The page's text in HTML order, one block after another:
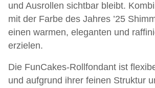
und Ausrollen sichtbar bleibt.
mit der Farbe des Jahres ’25
einen warmen, eleganten und
erzielen.
Die FunCakes-Rollfondant ist
und aufgrund ihrer feinen Struktur